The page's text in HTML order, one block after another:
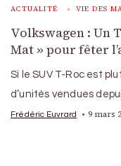
ACTUALITÉ VIE DES
Volkswagen : Un
Mat » pour fêter
Si le SUV T-Roc est
d’unités vendues
Frédéric Euvrard 9 mars